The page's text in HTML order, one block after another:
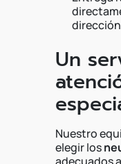
Un
Nuestro
elegir los